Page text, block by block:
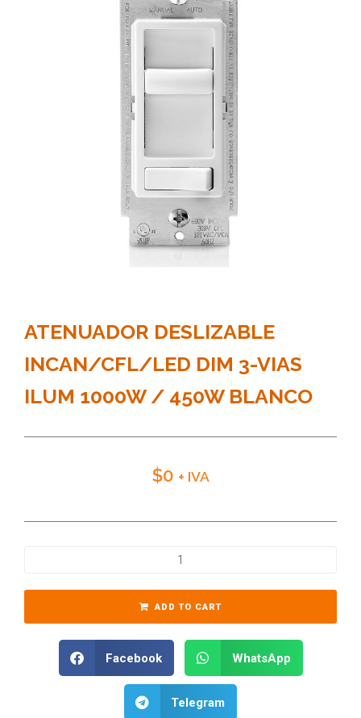
ATENUADOR DESLIZABLE
INCAN/CFL/LED DIM 3-VIAS
ILUM 1000W / 450W BLANCO
$0 + IVA
ADD TO CART
Facebook WhatsApp
Telegram